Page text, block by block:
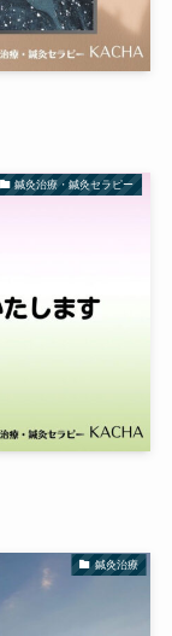
鍼灸治療・鍼灸セラピー
鍼灸治療